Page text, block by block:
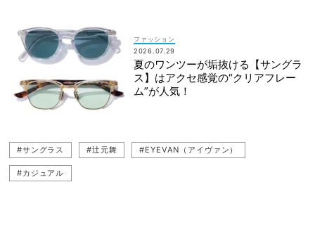
ファッション
2026.07.29
夏のワンツーが垢抜ける【サングラ
ス】はアクセ感覚の“クリアフレー
ム”が人気！
#サングラス #辻元舞 #EYEVAN（アイヴァン）
#カジュアル